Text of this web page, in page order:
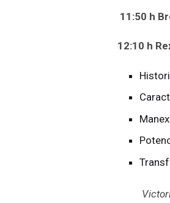
11:50 h
12:10 h